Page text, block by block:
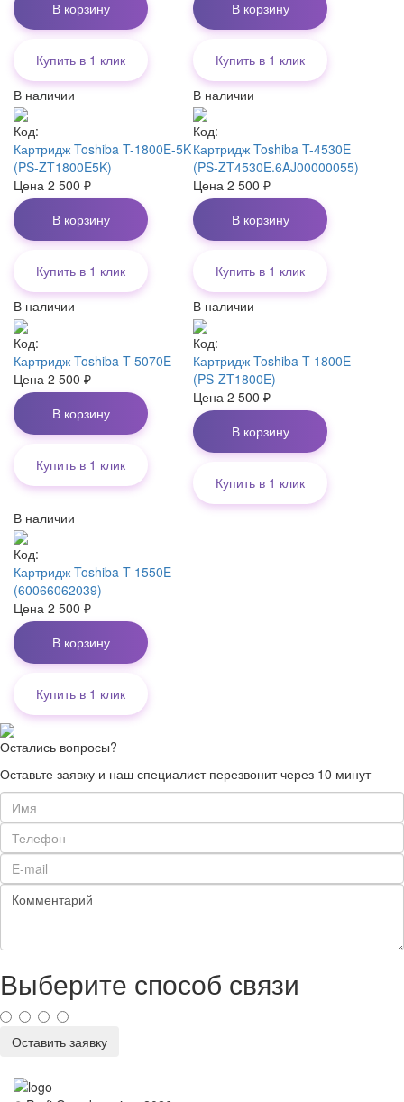
В корзину
Купить в 1 клик
В корзину
Купить в 1 клик
В наличии
Код:
Картридж Toshiba T-1800E-5K
(PS-ZT1800E5K)
Цена 2 500 ₽
В корзину
Купить в 1 клик
В наличии
Код:
Картридж Toshiba T-4530E
(PS-ZT4530E.6AJ00000055)
Цена 2 500 ₽
В корзину
Купить в 1 клик
В наличии
Код:
Картридж Toshiba T-5070E
Цена 2 500 ₽
В корзину
Купить в 1 клик
В наличии
Код:
Картридж Toshiba T-1800E
(PS-ZT1800E)
Цена 2 500 ₽
В корзину
Купить в 1 клик
В наличии
Код:
Картридж Toshiba T-1550E
(60066062039)
Цена 2 500 ₽
В корзину
Купить в 1 клик
Остались вопросы?
Оставьте заявку и наш специалист перезвонит через 10 минут
Выберите способ связи
Оставить заявку